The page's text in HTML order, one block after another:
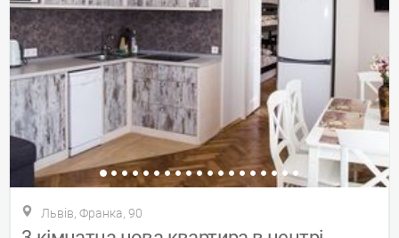
Львів, Франка, 90